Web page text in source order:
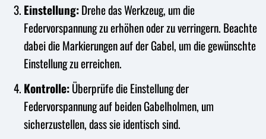
Einstellung:Drehe das Werkzeug, um die
Federvorspannung zu erhöhen oder zu verringern. Beachte
dabei die Markierungen auf der Gabel, um die gewünschte
Einstellung zu erreichen.
Kontrolle:Überprüfe die Einstellung der
Federvorspannung auf beiden Gabelholmen, um
sicherzustellen, dass sie identisch sind.